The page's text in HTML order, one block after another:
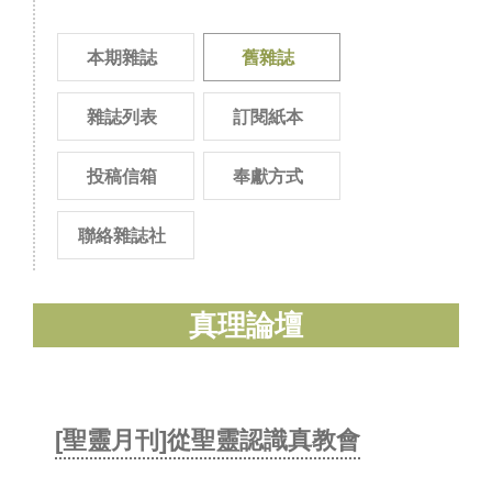
本期雜誌 舊雜誌
雜誌列表 訂閱紙本
投稿信箱 奉獻方式
聯絡雜誌社
真理論壇
[聖靈月刊]從聖靈認識真教會